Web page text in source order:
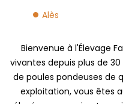
Alès
Bienvenue à l'Élevage
vivantes depuis plus de
de poules pondeuses de
exploitation, vous êtes